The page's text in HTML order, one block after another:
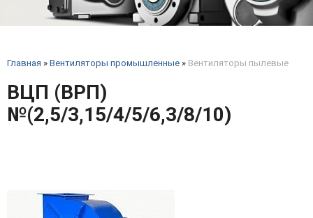
Главная » Вентиляторы промышленные » Вентиляторы пылевые
ВЦП (ВРП)
№(2,5/3,15/4/5/6,3/8/10)